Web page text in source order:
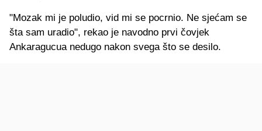
"Mozak mi je poludio, vid mi se pocrnio. Ne sjećam se
šta sam uradio", rekao je navodno prvi čovjek
Ankaragucua nedugo nakon svega što se desilo.